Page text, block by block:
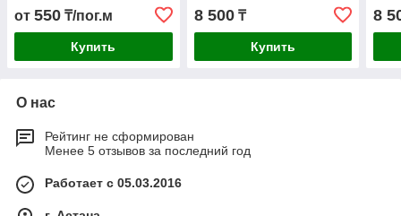
от 550 ₸/пог.м
Купить
8 500₸
Купить
8
О нас
Рейтинг не сформирован
Менее 5 отзывов за последний год
Работает с 05.03.2016